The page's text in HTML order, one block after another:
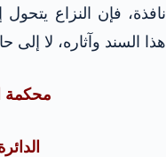
نافذة، فإن النزاع
هذا السند وآثاره، لا
محكمة